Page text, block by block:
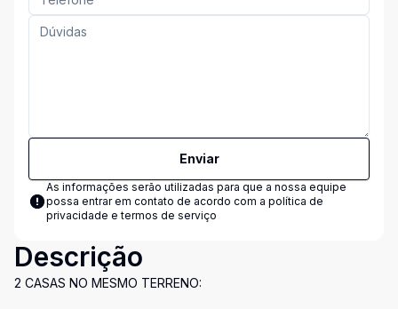
Enviar
As informações serão utilizadas para que a nossa equipe
possa entrar em contato de acordo com a política de
privacidade e termos de serviço
Descrição
2 CASAS NO MESMO TERRENO: